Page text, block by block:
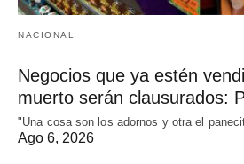
NACIONAL
Negocios que ya estén
muerto serán clausurados:
"Una cosa son los adornos y otra el
Ago 6, 2026